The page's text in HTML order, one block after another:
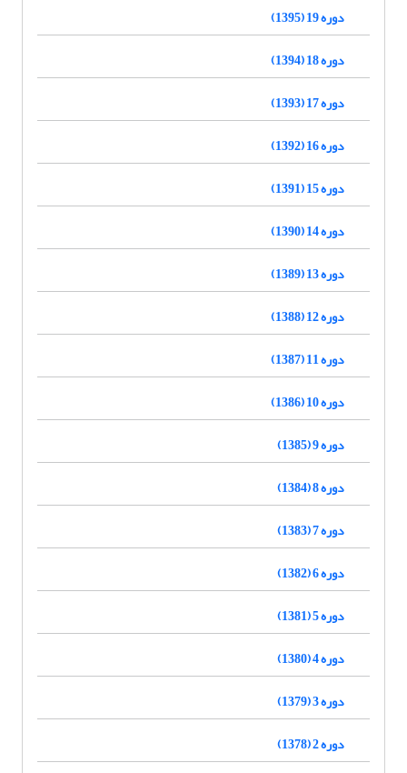
دوره 19 (1395)
دوره 18 (1394)
دوره 17 (1393)
دوره 16 (1392)
دوره 15 (1391)
دوره 14 (1390)
دوره 13 (1389)
دوره 12 (1388)
دوره 11 (1387)
دوره 10 (1386)
دوره 9 (1385)
دوره 8 (1384)
دوره 7 (1383)
دوره 6 (1382)
دوره 5 (1381)
دوره 4 (1380)
دوره 3 (1379)
دوره 2 (1378)